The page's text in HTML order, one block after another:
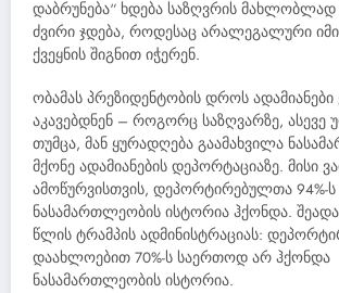
დაბრუნება“ ხდება საზღვრის
ძვირი ჯდება, როდესაც არალეგალური
ქვეყნის შიგნით იჭერენ.
ობამას პრეზიდენტობის დროს
აკავებდნენ – როგორც საზღვარზე,
თუმცა, მან ყურადღება გაამახვილა
მქონე ადამიანების დეპორტაციაზე. მისი
ამოწურვისთვის, დეპორტირებულთა 94%-ს
ნასამართლეობის ისტორია ჰქონდა.
წლის ტრამპის ადმინისტრაციას:
დაახლოებით 70%-ს საერთოდ არ ჰქონდა
ნასამართლეობის ისტორია.